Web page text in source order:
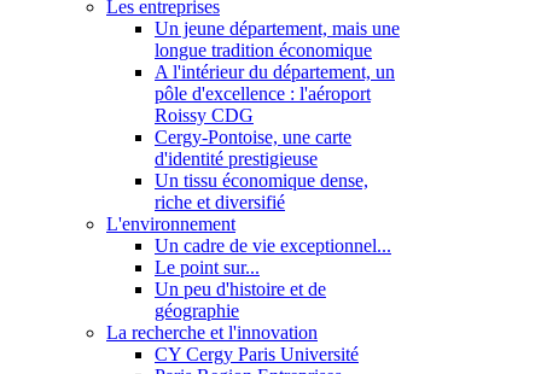
Les entreprises
Un jeune département, mais une
longue tradition économique
A l'intérieur du département, un
pôle d'excellence : l'aéroport
Roissy CDG
Cergy-Pontoise, une carte
d'identité prestigieuse
Un tissu économique dense,
riche et diversifié
L'environnement
Un cadre de vie exceptionnel...
Le point sur...
Un peu d'histoire et de
géographie
La recherche et l'innovation
CY Cergy Paris Université